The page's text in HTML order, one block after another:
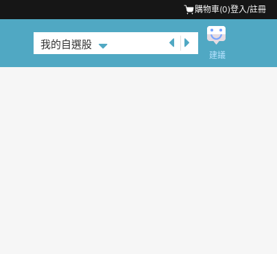
購物車(0)登入/註冊
我的自選股
建議